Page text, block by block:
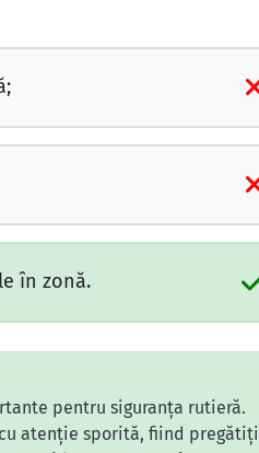
în zonă.
pentru siguranța rutieră.
atenție sporită, fiind pregătiți